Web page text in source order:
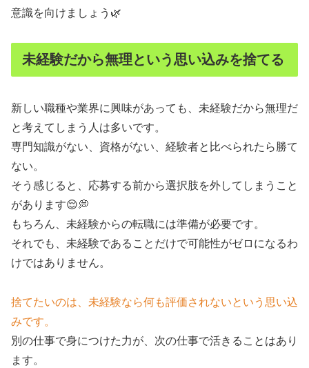
意識を向けましょう🌿
未経験だから無理という思い込みを捨てる
新しい職種や業界に興味があっても、未経験だから無理だ
と考えてしまう人は多いです。
専門知識がない、資格がない、経験者と比べられたら勝て
ない。
そう感じると、応募する前から選択肢を外してしまうこと
があります😌💭
もちろん、未経験からの転職には準備が必要です。
それでも、未経験であることだけで可能性がゼロになるわ
けではありません。
捨てたいのは、未経験なら何も評価されないという思い込
みです。
別の仕事で身につけた力が、次の仕事で活きることはあり
ます。